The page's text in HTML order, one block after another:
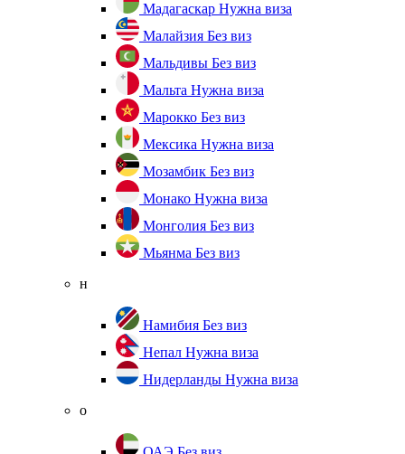
Мадагаскар Нужна виза
Малайзия Без виз
Мальдивы Без виз
Мальта Нужна виза
Марокко Без виз
Мексика Нужна виза
Мозамбик Без виз
Монако Нужна виза
Монголия Без виз
Мьянма Без виз
н
Намибия Без виз
Непал Нужна виза
Нидерланды Нужна виза
о